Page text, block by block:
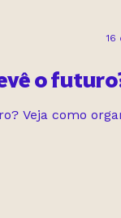
o
Veja como
16